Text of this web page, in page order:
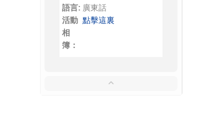
語言: 廣東話
活動
相
簿：
點擊這裏